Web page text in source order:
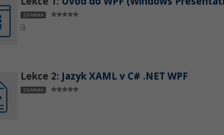
ZDARMA
Lekce 2: Jazyk XAML v C# .NET WPF
ZDARMA